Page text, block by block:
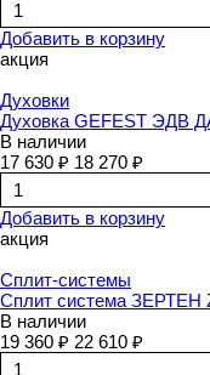
Добавить в корзину
акция
Духовки
Духовка GEFEST ЭДВ
В наличии
17 630 ₽ 18 270 ₽
Добавить в корзину
акция
Сплит-системы
Сплит система ЗЕРТЕН
В наличии
19 360 ₽ 22 610 ₽